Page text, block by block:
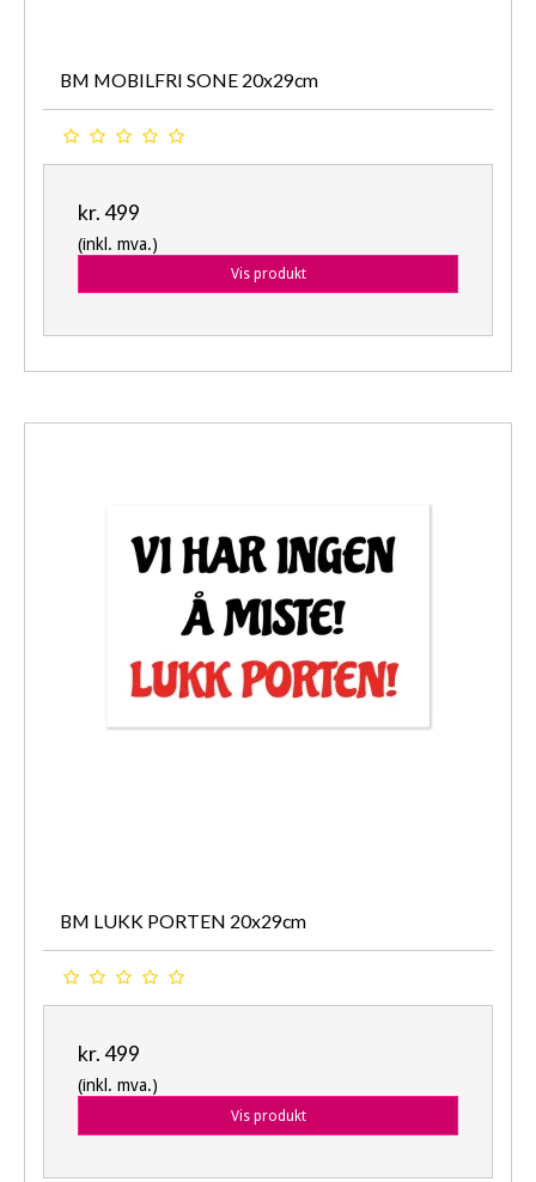
BM MOBILFRI SONE 20x29cm
kr. 499
(inkl. mva.)
Vis produkt
BM LUKK PORTEN 20x29cm
kr. 499
(inkl. mva.)
Vis produkt